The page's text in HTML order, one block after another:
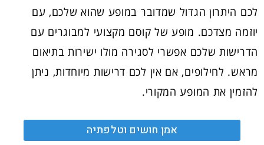
לכם היתרון הגדול שמדובר במופע שהוא שלכם, עם
יוזמה מצדכם. מופע של קוסם מקצועי למבוגרים עם
הדרישות שלכם אפשרי לסגירה מולו ישירות בתיאום
מראש. לחילופים, אם אין לכם דרישות מיוחדות, ניתן
להזמין את המופע המקורי.
אמן חושים וטלפתיה